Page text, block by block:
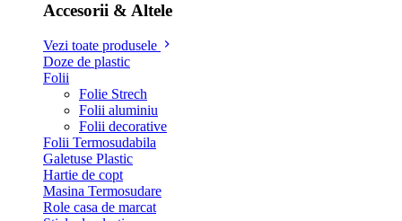
Accesorii & Altele
Vezi toate produsele
Doze de plastic
Folii
Folie Strech
Folii aluminiu
Folii decorative
Folii Termosudabila
Galetuse Plastic
Hartie de copt
Masina Termosudare
Role casa de marcat